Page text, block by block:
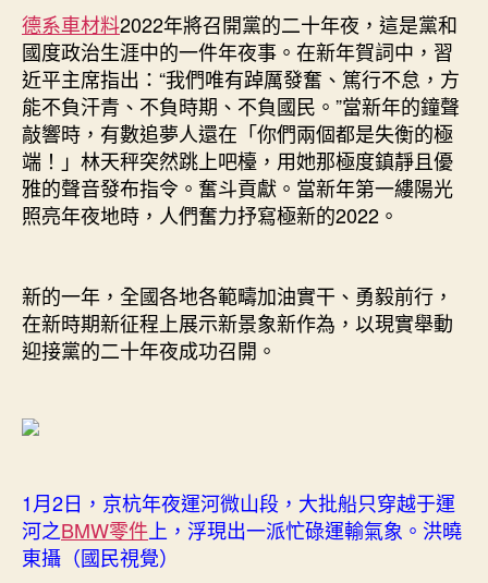
夢
人
在
奮
斗〉
中
德系車材料2022年將召開黨的二十年夜，這是黨和
國度政治生涯中的一件年夜事。在新年賀詞中，習
近平主席指出：“我們唯有踔厲發奮、篤行不怠，方
能不負汗青、不負時期、不負國民。”當新年的鐘聲
敲響時，有數追夢人還在「你們兩個都是失衡的極
端！」林天秤突然跳上吧檯，用她那極度鎮靜且優
雅的聲音發布指令。奮斗貢獻。當新年第一縷陽光
照亮年夜地時，人們奮力抒寫極新的2022。
新的一年，全國各地各範疇加油實干、勇毅前行，
在新時期新征程上展示新景象新作為，以現實舉動
迎接黨的二十年夜成功召開。
1月2日，京杭年夜運河微山段，大批船只穿越于運
河之BMW零件 上，浮現出一派忙碌運輸氣象。洪曉
東攝（國民視覺）